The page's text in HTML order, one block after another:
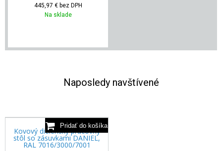
445,97 € bez DPH
Na sklade
Naposledy navštívené
Kovový dielenský pracovný
stôl so zásuvkami DANIEL,
RAL 7016/3000/7001